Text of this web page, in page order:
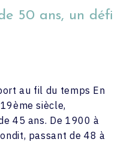
50 ans, un défi
au fil du temps En
siècle,
45 ans. De 1900 à
passant de 48 à